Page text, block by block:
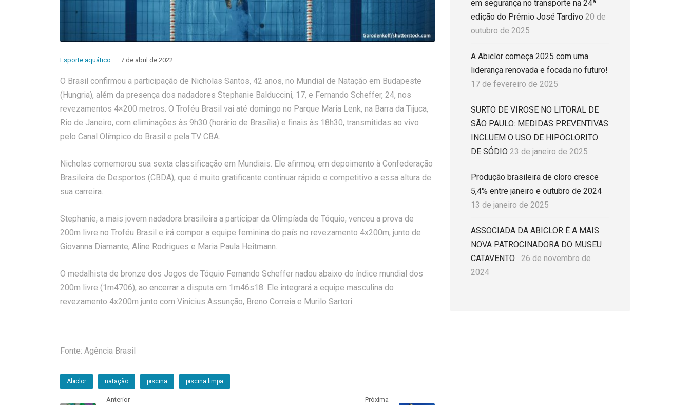
Esporte aquático 7 de abril de 2022
O Brasil confirmou a participação de Nicholas Santos, 42 anos, no Mundial de Natação em Budapeste
(Hungria), além da presença dos nadadores Stephanie Balduccini, 17, e Fernando Scheffer, 24, nos
revezamentos 4×200 metros. O Troféu Brasil vai até domingo no Parque Maria Lenk, na Barra da Tijuca,
Rio de Janeiro, com eliminações às 9h30 (horário de Brasília) e finais às 18h30, transmitidas ao vivo
pelo Canal Olímpico do Brasil e pela TV CBA.
Nicholas comemorou sua sexta classificação em Mundiais. Ele afirmou, em depoimento à Confederação
Brasileira de Desportos (CBDA), que é muito gratificante continuar rápido e competitivo a essa altura de
sua carreira.
Stephanie, a mais jovem nadadora brasileira a participar da Olimpíada de Tóquio, venceu a prova de
200m livre no Troféu Brasil e irá compor a equipe feminina do país no revezamento 4x200m, junto de
Giovanna Diamante, Aline Rodrigues e Maria Paula Heitmann.
O medalhista de bronze dos Jogos de Tóquio Fernando Scheffer nadou abaixo do índice mundial dos
200m livre (1m4706), ao encerrar a disputa em 1m46s18. Ele integrará a equipe masculina do
revezamento 4x200m junto com Vinicius Assunção, Breno Correia e Murilo Sartori.
Fonte: Agência Brasil
Abiclor natação piscina piscina limpa
Anterior Próxima
em segurança no transporte na 24ª
edição do Prêmio José Tardivo 20 de
outubro de 2025
A Abiclor começa 2025 com uma
liderança renovada e focada no futuro!
17 de fevereiro de 2025
SURTO DE VIROSE NO LITORAL DE
SÃO PAULO: MEDIDAS PREVENTIVAS
INCLUEM O USO DE HIPOCLORITO
DE SÓDIO 23 de janeiro de 2025
Produção brasileira de cloro cresce
5,4% entre janeiro e outubro de 2024
13 de janeiro de 2025
ASSOCIADA DA ABICLOR É A MAIS
NOVA PATROCINADORA DO MUSEU
CATAVENTO
26 de novembro de
2024